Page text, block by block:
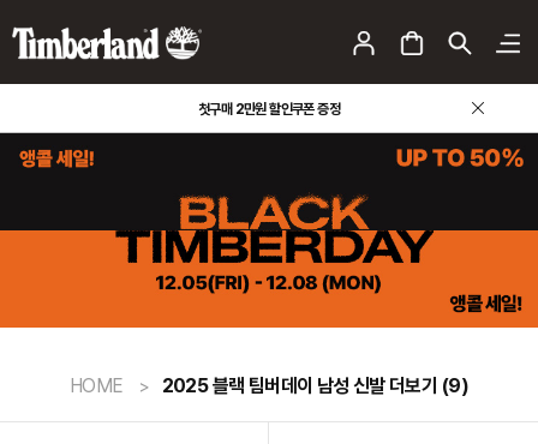
첫구매 2만원 할인쿠폰 증정
HOME 2025 블랙 팀버데이 남성 신발 더보기 (9)